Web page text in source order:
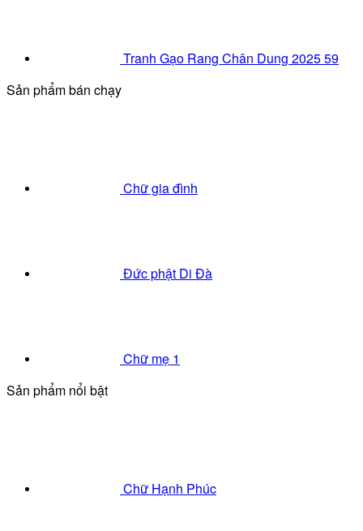
Tranh Gạo Rang Chân Dung 2025 59
Sản phẩm bán chạy
Chữ gia đình
Đức phật Di Đà
Chữ mẹ 1
Sản phẩm nổi bật
Chữ Hạnh Phúc